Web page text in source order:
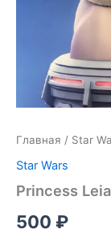
Главная / Star
Star Wars
Princess
500 ₽